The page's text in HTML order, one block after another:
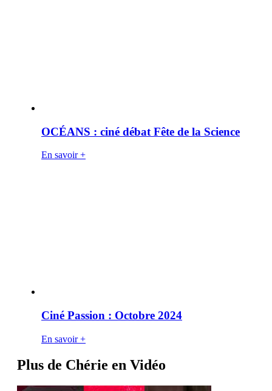
OCÉANS : ciné débat Fête de la Science
En savoir +
Ciné Passion : Octobre 2024
En savoir +
Plus de Chérie en Vidéo